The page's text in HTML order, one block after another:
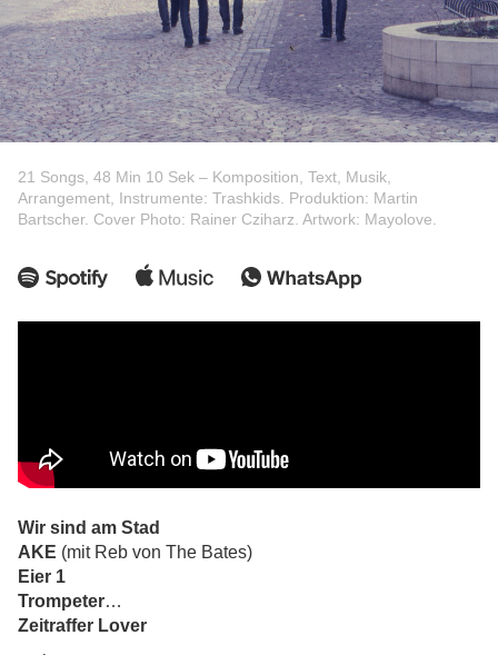
21 Songs, 48 Min 10 Sek – Komposition, Text, Musik,
Arrangement, Instrumente: Trashkids. Produktion: Martin
Bartscher. Cover Photo: Rainer Cziharz. Artwork: Mayolove.
Wir sind am Stad
AKE (mit Reb von The Bates)
Eier 1
Trompeter
Zeitraffer Lover
Peter Beton